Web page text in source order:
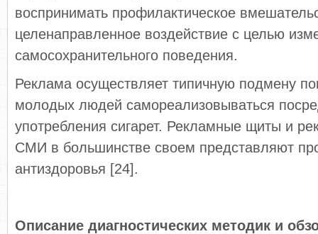
воспринимать профилактическое
целенаправленное воздействие с целью
самосохранительного поведения.
Реклама осуществляет типичную подмену
молодых людей самореализовываться
употребления сигарет. Рекламные щиты и
СМИ в большинстве своем представляют
антиздоровья [24].
Описание диагностических методик и